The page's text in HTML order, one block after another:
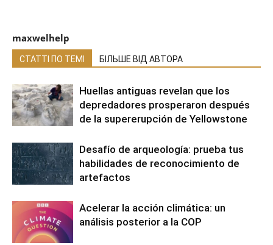
maxwelhelp
СТАТТІ ПО ТЕМІ БІЛЬШЕ ВІД АВТОРА
Huellas antiguas revelan que los
depredadores prosperaron después
de la supererupción de Yellowstone
Desafío de arqueología: prueba tus
habilidades de reconocimiento de
artefactos
Acelerar la acción climática: un
análisis posterior a la COP